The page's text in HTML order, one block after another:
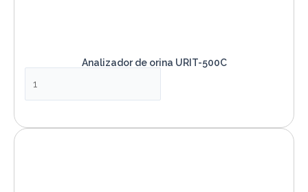
Analizador de orina URIT-500C